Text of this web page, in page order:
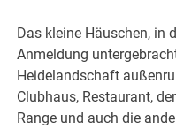
Das kleine Häuschen, in
Anmeldung
Heidelandschaft
Clubhaus, Restaurant,
Range und auch die